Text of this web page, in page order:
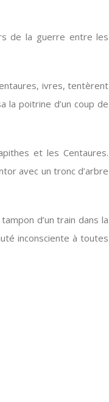
de la guerre entre les
ivres, tentèrent
la poitrine d’un coup de
et les Centaures.
avec un tronc d’arbre
d’un train dans la
inconsciente à toutes